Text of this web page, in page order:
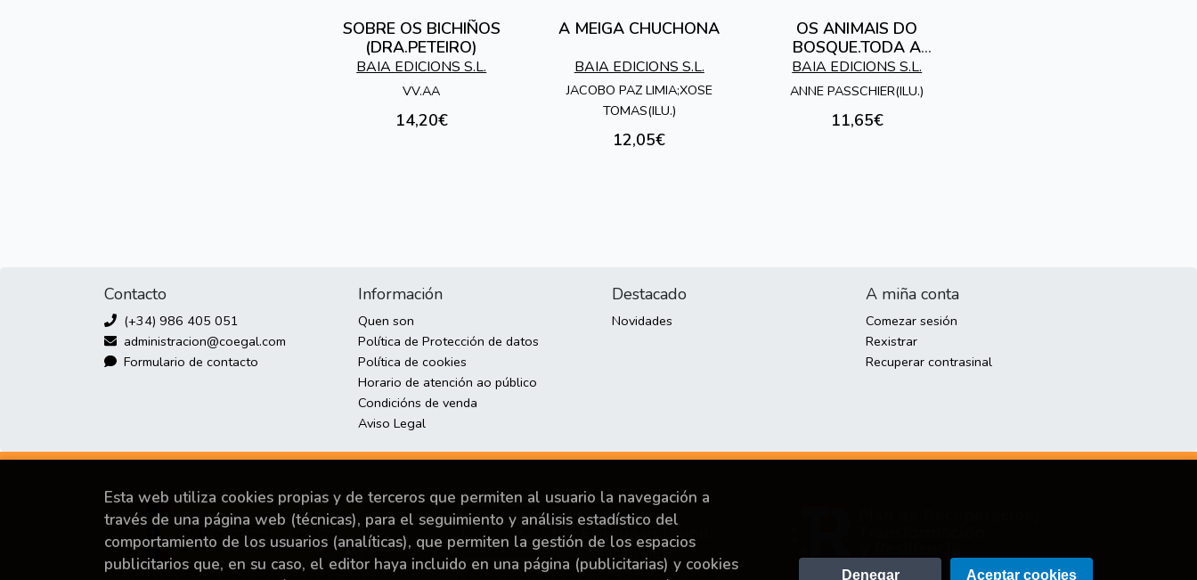
SOBRE OS BICHIÑOS
(DRA.PETEIRO)
BAIA EDICIONS S.L.
VV.AA
14,20€
A MEIGA CHUCHONA
BAIA EDICIONS S.L.
JACOBO PAZ LIMIA;XOSE
TOMAS(ILU.)
12,05€
OS ANIMAIS DO
BOSQUE.TODA A
VERDADE SOBRE OS
ANIMAIS
BAIA EDICIONS S.L.
ANNE PASSCHIER(ILU.)
11,65€
Contacto
(+34) 986 405 051
administracion@coegal.com
Formulario de contacto
Información
Quen son
Política de Protección de datos
Política de cookies
Horario de atención ao público
Condicións de venda
Aviso Legal
Destacado
Novidades
A miña conta
Comezar sesión
Rexistrar
Recuperar contrasinal
Esta web utiliza cookies propias y de terceros que permiten al usuario la navegación a
través de una página web (técnicas), para el seguimiento y análisis estadístico del
comportamiento de los usuarios (analíticas), que permiten la gestión de los espacios
publicitarios que, en su caso, el editor haya incluido en una página (publicitarias) y cookies
Denegar Aceptar cookies